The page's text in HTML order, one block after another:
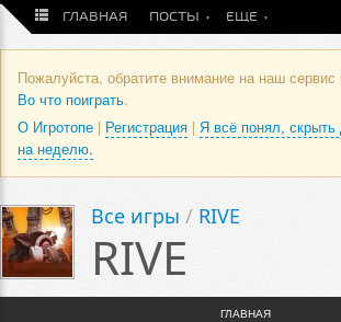
ГЛАВНАЯ ПОСТЫ ЕЩЕ
Пожалуйста, обратите внимание на наш сервис
Во что поиграть.
О Игротопе | Регистрация | Я всё понял,
на неделю.
Все игры / RIVE
RIVE
ГЛАВНАЯ